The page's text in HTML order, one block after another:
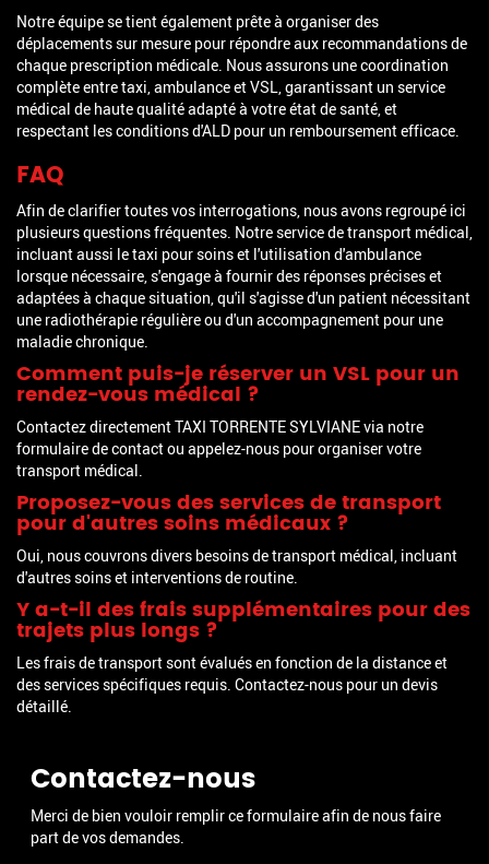
Notre équipe se tient également prête à organiser des
déplacements sur mesure pour répondre aux recommandations de
chaque prescription médicale. Nous assurons une coordination
complète entre taxi, ambulance et VSL, garantissant un service
médical de haute qualité adapté à votre état de santé, et
respectant les conditions d'ALD pour un remboursement efficace.
FAQ
Afin de clarifier toutes vos interrogations, nous avons regroupé ici
plusieurs questions fréquentes. Notre service de transport médical,
incluant aussi le taxi pour soins et l'utilisation d'ambulance
lorsque nécessaire, s'engage à fournir des réponses précises et
adaptées à chaque situation, qu'il s'agisse d'un patient nécessitant
une radiothérapie régulière ou d'un accompagnement pour une
maladie chronique.
Comment puis-je réserver un VSL pour un
rendez-vous médical ?
Contactez directement TAXI TORRENTE SYLVIANE via notre
formulaire de contact ou appelez-nous pour organiser votre
transport médical.
Proposez-vous des services de transport
pour d'autres soins médicaux ?
Oui, nous couvrons divers besoins de transport médical, incluant
d'autres soins et interventions de routine.
Y a-t-il des frais supplémentaires pour des
trajets plus longs ?
Les frais de transport sont évalués en fonction de la distance et
des services spécifiques requis. Contactez-nous pour un devis
détaillé.
Contactez-nous
Merci de bien vouloir remplir ce formulaire afin de nous faire
part de vos demandes.